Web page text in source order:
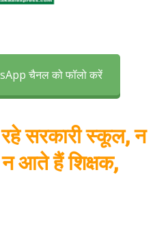
चैनल को फॉलो करें
सरकारी स्कूल, न
आते हैं शिक्षक,